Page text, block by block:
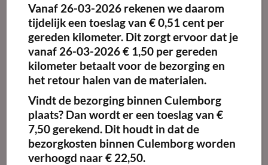
Vanaf 26-03-2026 rekenen we daarom
tijdelijk een toeslag van € 0,51 cent per
gereden kilometer. Dit zorgt ervoor dat je
vanaf 26-03-2026 € 1,50 per gereden
kilometer betaalt voor de bezorging en
het retour halen van de materialen.
Vindt de bezorging binnen Culemborg
plaats? Dan wordt er een toeslag van €
7,50 gerekend. Dit houdt in dat de
bezorgkosten binnen Culemborg worden
verhoogd naar € 22,50.